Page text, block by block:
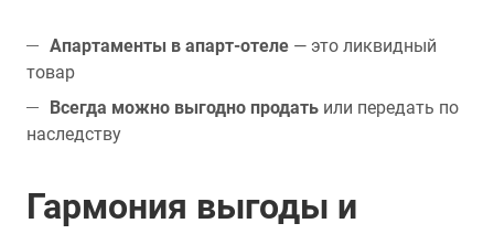
Апартаменты в апарт-отеле — это ликвидный
товар
Всегда можно выгодно продать или передать по
наследству
Гармония выгоды и